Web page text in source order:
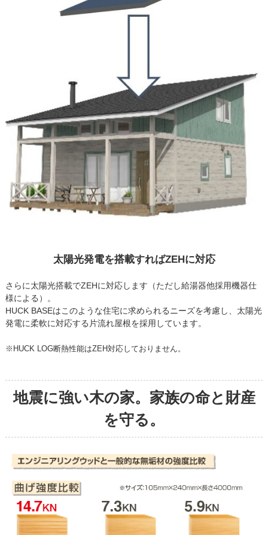
太陽光発電を搭載すればZEHに対応
さらに太陽光搭載でZEHに対応します（ただし給湯器他採用機器仕
様による）。
HUCK BASEはこのような住宅に求められるニーズを考慮し、太陽光
発電に柔軟に対応する片流れ屋根を採用しています。
※HUCK LOG断熱性能はZEH対応しておりません。
地震に強い木の家。家族の命と財産
を守る。